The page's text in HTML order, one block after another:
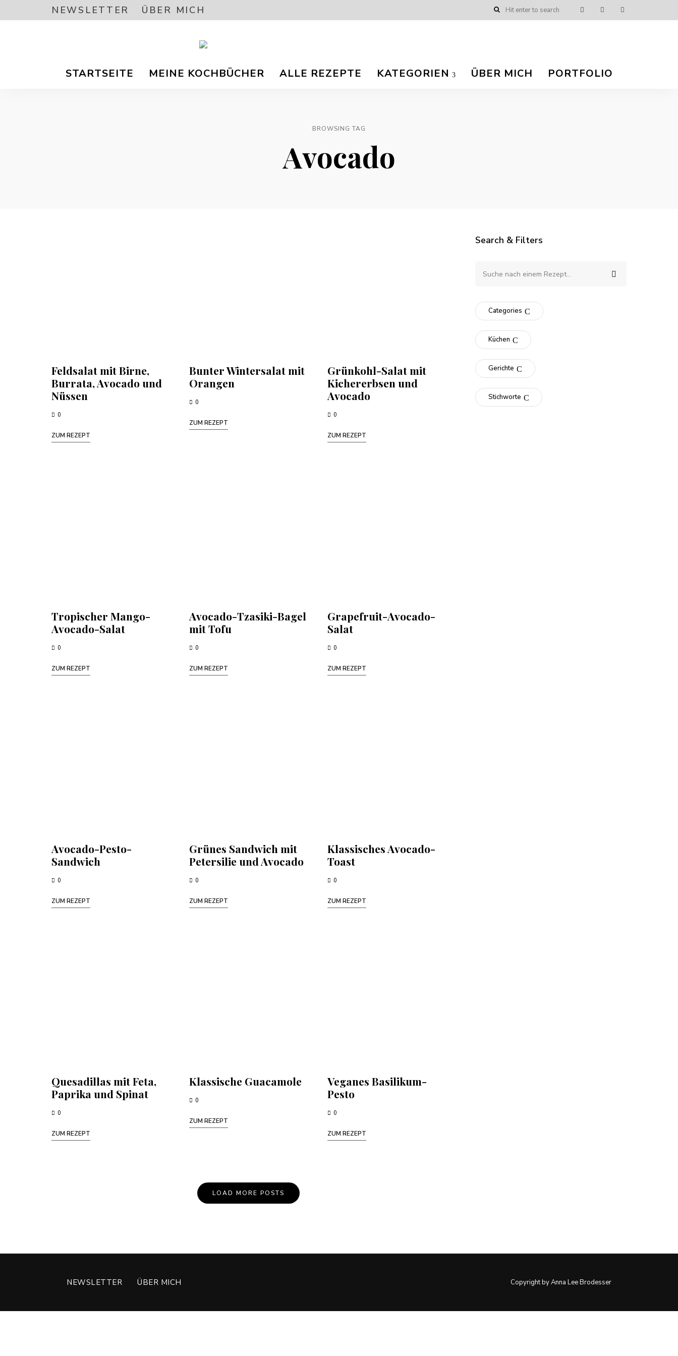
NEWSLETTER ÜBER MICH
Anna
/
Veganer
STARTSEITE MEINE KOCHBÜCHER ALLE REZEPTE KATEGORIEN ÜBER MICH PORTFOLIO
BROWSING TAG
Avocado
Search & Filters
Categories
Küchen
Gerichte
Stichworte
Feldsalat mit Birne,
Burrata, Avocado und
Nüssen
0
ZUM REZEPT
Bunter Wintersalat mit
Orangen
0
ZUM REZEPT
Grünkohl-Salat mit
Kichererbsen und
Avocado
0
ZUM REZEPT
Tropischer Mango-
Avocado-Salat
0
ZUM REZEPT
Avocado-Tzasiki-Bagel
mit Tofu
0
ZUM REZEPT
Grapefruit-Avocado-
Salat
0
ZUM REZEPT
Avocado-Pesto-
Sandwich
0
ZUM REZEPT
Grünes Sandwich mit
Petersilie und Avocado
0
ZUM REZEPT
Klassisches Avocado-
Toast
0
ZUM REZEPT
Quesadillas mit Feta,
Paprika und Spinat
0
ZUM REZEPT
Klassische Guacamole
0
ZUM REZEPT
Veganes Basilikum-
Pesto
0
ZUM REZEPT
LOAD MORE POSTS
NEWSLETTER ÜBER MICH Copyright by Anna Lee Brodesser